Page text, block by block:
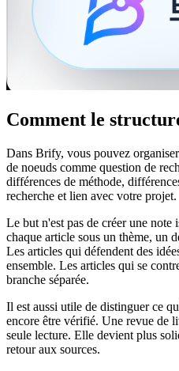
Comment le
Dans Brify, vous pouvez
de noeuds comme question de
différences de méthode,
recherche et lien avec votre projet.
Le but n'est pas de créer une note
chaque article sous un thème, un
Les articles qui défendent des
ensemble. Les articles qui se
branche séparée.
Il est aussi utile de distinguer ce
encore être vérifié. Une revue de
seule lecture. Elle devient plus
retour aux sources.